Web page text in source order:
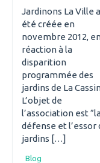
Jardinons La Ville a
été créée en
novembre 2012,
réaction à la
disparition
programmée des
jardins de La
L’objet de
l’association est
défense et l’essor
jardins […]
Blog